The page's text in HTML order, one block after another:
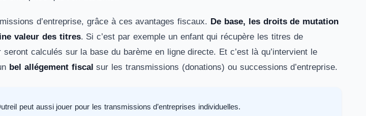
d’entreprise, grâce à ces avantages fiscaux. De base, les droits de mutation
valeur des titres. Si c’est par exemple un enfant qui récupère les titres de
calculés sur la base du barème en ligne directe. Et c’est là qu’intervient le
bel allégement fiscal sur les transmissions (donations) ou successions d’entreprise.
peut aussi jouer pour les transmissions d’entreprises individuelles.